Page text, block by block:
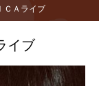
ＣＡライブ
イブ